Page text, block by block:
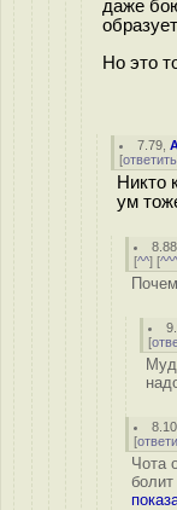
даже
Но это
7.79 ,
[ответить
Никто
ум
8.88
[^^] [^^^
[
[
Чота